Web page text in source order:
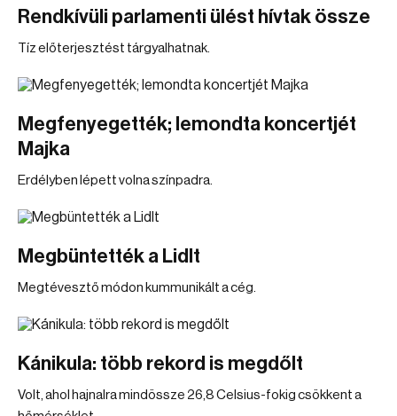
Rendkívüli parlamenti ülést hívtak össze
Tíz előterjesztést tárgyalhatnak.
Megfenyegették; lemondta koncertjét
Majka
Erdélyben lépett volna színpadra.
Megbüntették a Lidlt
Megtévesztő módon kummunikált a cég.
Kánikula: több rekord is megdőlt
Volt, ahol hajnalra mindössze 26,8 Celsius-fokig csökkent a